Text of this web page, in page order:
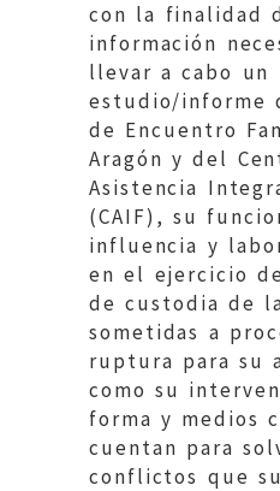
con la finalidad
información
llevar a cabo un
estudio/informe
de Encuentro
Aragón y del
Asistencia
(CAIF), su
influencia y
en el ejercicio
de custodia de
sometidas a
ruptura para su
como su
forma y medios
cuentan para
conflictos que